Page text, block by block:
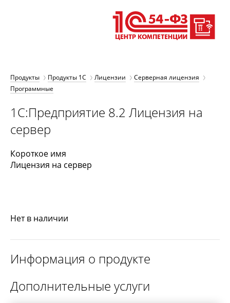
Продукты Продукты 1С Лицензии
Серверная лицензия
Программные
1С:Предприятие 8.2 Лицензия на
сервер
Короткое имя
Лицензия на сервер
Нет в наличии
Информация о продукте
Дополнительные услуги